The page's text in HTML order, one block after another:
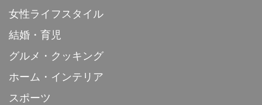
女性ライフスタイル
結婚・育児
グルメ・クッキング
ホーム・インテリア
スポーツ